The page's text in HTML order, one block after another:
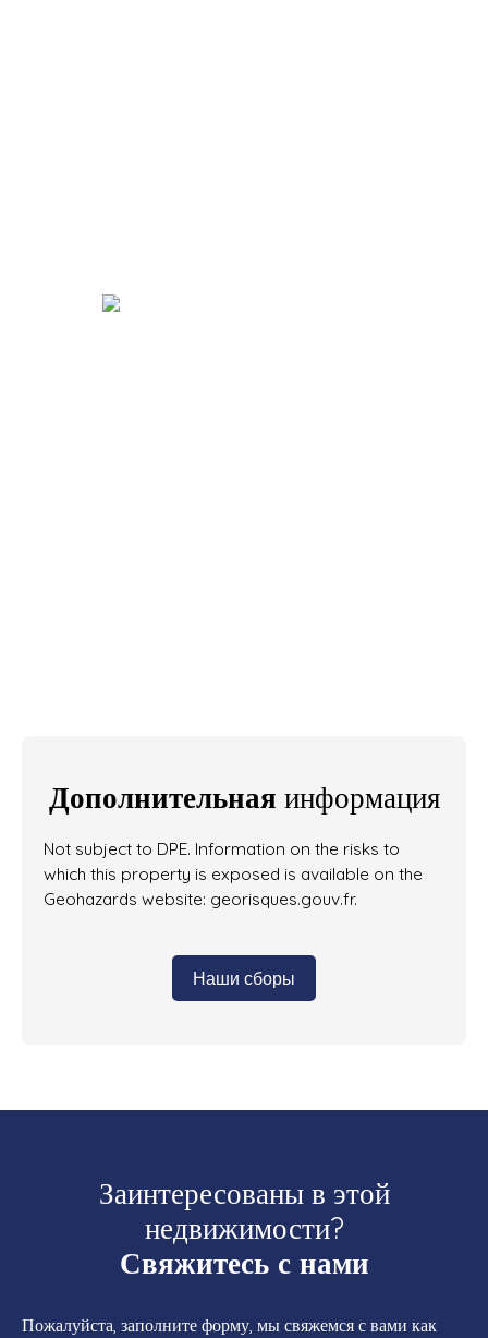
Дополнительная информация
Not subject to DPE. Information on the risks to
which this property is exposed is available on the
Geohazards website: georisques.gouv.fr.
Наши сборы
Заинтересованы в этой
недвижимости?
Свяжитесь с нами
Пожалуйста, заполните форму, мы свяжемся с вами как